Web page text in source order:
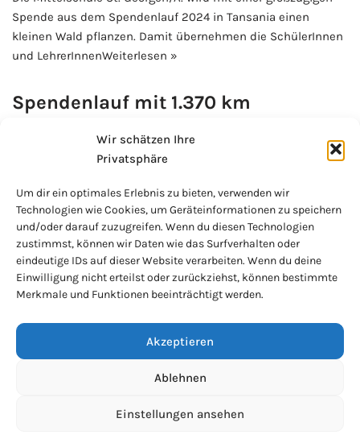
Wir schätzen Ihre
Privatsphäre
Um dir ein optimales Erlebnis zu bieten, verwenden wir
Technologien wie Cookies, um Geräteinformationen zu speichern
und/oder darauf zuzugreifen. Wenn du diesen Technologien
zustimmst, können wir Daten wie das Surfverhalten oder
eindeutige IDs auf dieser Website verarbeiten. Wenn du deine
Einwilligung nicht erteilst oder zurückziehst, können bestimmte
Merkmale und Funktionen beeinträchtigt werden.
Akzeptieren
Ablehnen
Einstellungen ansehen
Spende aus dem Spendenlauf 2024 in Tansania einen
kleinen Wald pflanzen. Damit übernehmen die SchülerInnen
und LehrerInnenWeiterlesen »
Spendenlauf mit 1.370 km
Aktivitäten 2024,
Bei herrlichem Wetter liefen die Schülerinnen der MS/Dr.-
Karl-Köttl-Schule und „die Großen“ der VS St. Georgen im
Attergau am 2. Mai 2024 1.370 Kilometer für
einenWeiterlesen »
Vortrag Karl Fröschl
9. Mai 2024 Aktivitäten,Aktivitäten 2024
Karl Fröschl hielt am 26.4.2024 einen Multimedia-Vortrag
über Nord-Norwegen im Gh Danter am Lichtenberg. Er zeigte
und stimmungsvolleWeiterlesen »